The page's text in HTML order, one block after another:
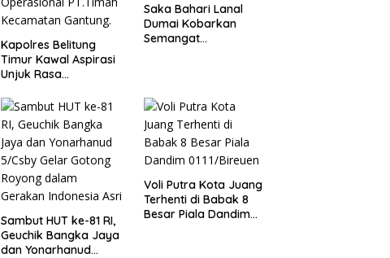
Kapolres Belitung
Timur Kawal Aspirasi
Unjuk Rasa
Penambang Timah di
lokasi Halaman
Kantor Operasional
PT.Timah Kecamatan
Gantung.
Saka Bahari Lanal
Dumai Kobarkan
Semangat
Sambut HUT ke-81 RI,
Geuchik Bangka Jaya
dan Yonarhanud
Voli Putra Kota Juang
Terhenti di Babak 8
Besar Piala Dandim